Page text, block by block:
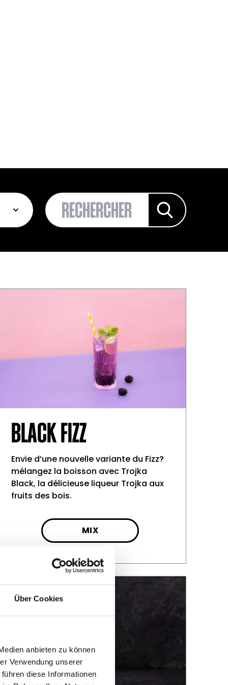
Über Cookies
anbieten zu können
Verwendung unserer
diese Informationen
BLACK FIZZ
Envie d’une nouvelle variante du Fizz?
mélangez la boisson avec Trojka
Black, la délicieuse liqueur Trojka aux
fruits des bois.
MIX